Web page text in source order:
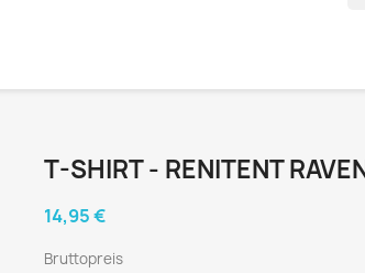
T-SHIRT - RENITENT
14,95 €
Bruttopreis